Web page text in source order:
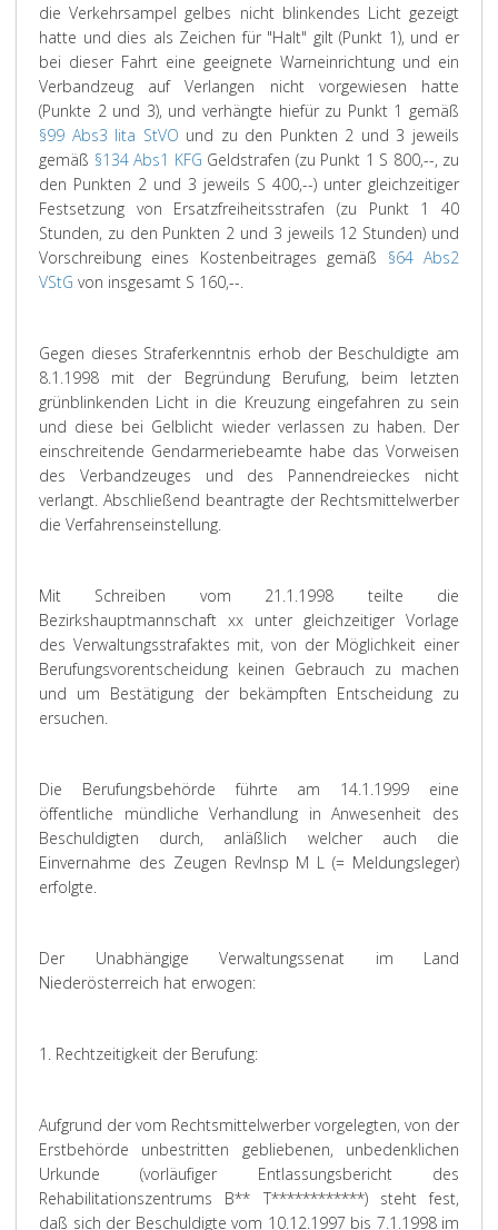
die Verkehrsampel gelbes nicht blinkendes Licht gezeigt
hatte und dies als Zeichen für "Halt" gilt (Punkt 1), und er
bei dieser Fahrt eine geeignete Warneinrichtung und ein
Verbandzeug auf Verlangen nicht vorgewiesen hatte
(Punkte 2 und 3), und verhängte hiefür zu Punkt 1 gemäß
§99 Abs3 lita StVO und zu den Punkten 2 und 3 jeweils
gemäß §134 Abs1 KFG Geldstrafen (zu Punkt 1 S 800,--, zu
den Punkten 2 und 3 jeweils S 400,--) unter gleichzeitiger
Festsetzung von Ersatzfreiheitsstrafen (zu Punkt 1 40
Stunden, zu den Punkten 2 und 3 jeweils 12 Stunden) und
Vorschreibung eines Kostenbeitrages gemäß §64 Abs2
VStG von insgesamt S 160,--.
Gegen dieses Straferkenntnis erhob der Beschuldigte am
8.1.1998 mit der Begründung Berufung, beim letzten
grünblinkenden Licht in die Kreuzung eingefahren zu sein
und diese bei Gelblicht wieder verlassen zu haben. Der
einschreitende Gendarmeriebeamte habe das Vorweisen
des Verbandzeuges und des Pannendreieckes nicht
verlangt. Abschließend beantragte der Rechtsmittelwerber
die Verfahrenseinstellung.
Mit Schreiben vom 21.1.1998 teilte die
Bezirkshauptmannschaft xx unter gleichzeitiger Vorlage
des Verwaltungsstrafaktes mit, von der Möglichkeit einer
Berufungsvorentscheidung keinen Gebrauch zu machen
und um Bestätigung der bekämpften Entscheidung zu
ersuchen.
Die Berufungsbehörde führte am 14.1.1999 eine
öffentliche mündliche Verhandlung in Anwesenheit des
Beschuldigten durch, anläßlich welcher auch die
Einvernahme des Zeugen RevInsp M L (= Meldungsleger)
erfolgte.
Der Unabhängige Verwaltungssenat im Land
Niederösterreich hat erwogen:
1. Rechtzeitigkeit der Berufung:
Aufgrund der vom Rechtsmittelwerber vorgelegten, von der
Erstbehörde unbestritten gebliebenen, unbedenklichen
Urkunde (vorläufiger Entlassungsbericht des
Rehabilitationszentrums B** T************) steht fest,
daß sich der Beschuldigte vom 10.12.1997 bis 7.1.1998 im